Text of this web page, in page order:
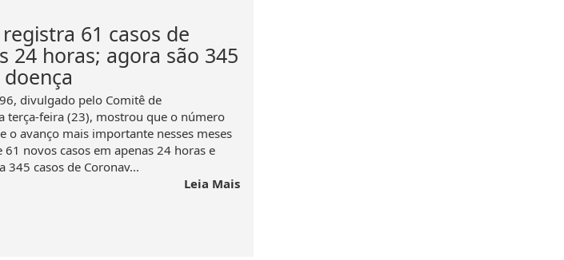
61 casos de
24 horas; agora são 345
divulgado pelo Comitê de
terça-feira (23), mostrou que o número
o avanço mais importante nesses meses
novos casos em apenas 24 horas e
345 casos de Coronav...
Leia Mais